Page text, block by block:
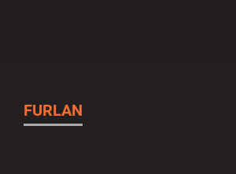
FURLAN